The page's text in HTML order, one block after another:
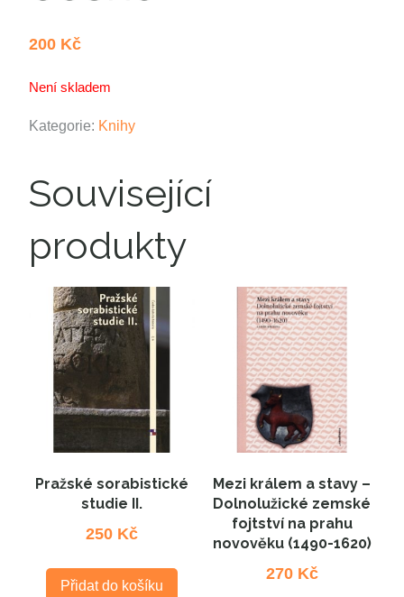
200 Kč
Není skladem
Kategorie: Knihy
Související
produkty
Pražské sorabistické
studie II.
250 Kč
Přidat do košíku
Mezi králem a stavy –
Dolnolužické zemské
fojtství na prahu
novověku (1490-1620)
270 Kč